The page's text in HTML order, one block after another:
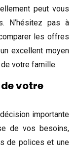
peut vous
N’hésitez pas à
les offres
excellent moyen
votre famille.
votre
importante
de vos besoins,
de polices et une